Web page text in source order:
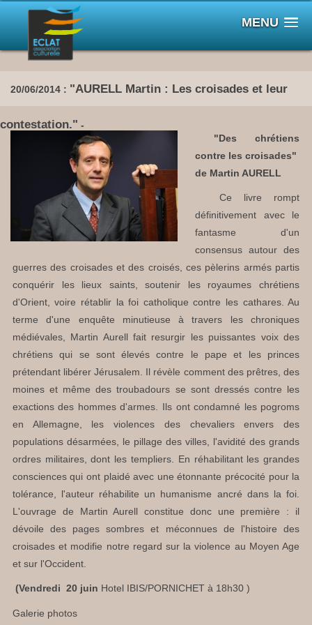
MENU
20/06/2014 : "AURELL Martin : Les croisades et leur
contestation." -
"Des chrétiens
contre les croisades"
de Martin AURELL
Ce livre rompt
définitivement avec le
fantasme d'un
consensus autour des
guerres des croisades et des croisés, ces pèlerins armés partis
conquérir les lieux saints, soutenir les royaumes chrétiens
d'Orient, voire rétablir la foi catholique contre les cathares. Au
terme d'une enquête minutieuse à travers les chroniques
médiévales, Martin Aurell fait resurgir les puissantes voix des
chrétiens qui se sont élevés contre le pape et les princes
prétendant libérer Jérusalem. Il révèle comment des prêtres, des
moines et même des troubadours se sont dressés contre les
exactions des hommes d'armes. Ils ont condamné les pogroms
en Allemagne, les violences des chevaliers envers des
populations désarmées, le pillage des villes, l'avidité des grands
ordres militaires, dont les templiers. En réhabilitant les grandes
consciences qui ont plaidé avec une étonnante précocité pour la
tolérance, l'auteur réhabilite un humanisme ancré dans la foi.
L'ouvrage de Martin Aurell constitue donc une première : il
dévoile des pages sombres et méconnues de l'histoire des
croisades et modifie notre regard sur la violence au Moyen Age
et sur l'Occident.
(Vendredi 20 juin Hotel IBIS/PORNICHET à 18h30 )
Galerie photos